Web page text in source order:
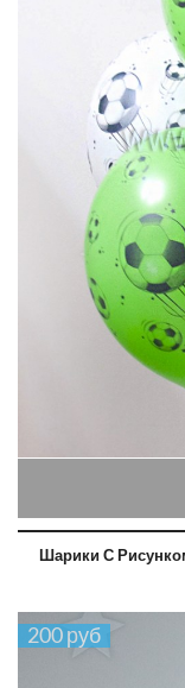
Шарики С
200 руб